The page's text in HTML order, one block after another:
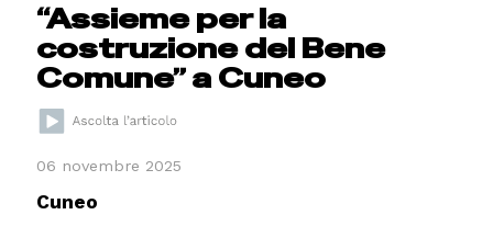
“Assieme per la
costruzione del Bene
Comune” a Cuneo
06 novembre 2025
Cuneo